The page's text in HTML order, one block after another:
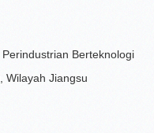
Berteknologi
Wilayah Jiangsu